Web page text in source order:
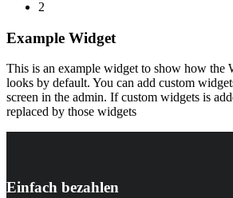
2
Example Widget
This is an example widget to show how the
looks by default. You can add custom
screen in the admin. If custom widgets is
replaced by those widgets
Einfach bezahlen